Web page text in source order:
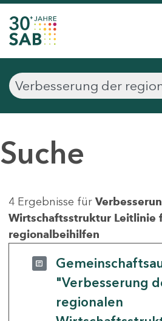
Suche
4 Ergebnisse für
Wirtschaftsstruktur Leitlinie
regionalbeihilfen
"Verbesserung
regionalen